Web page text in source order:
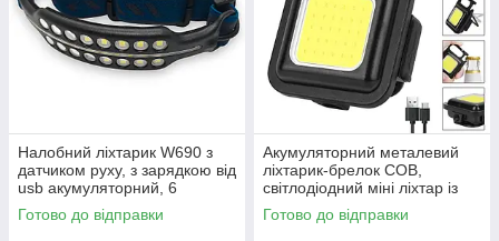
Налобний ліхтарик W690 з
датчиком руху, з зарядкою від
usb акумуляторний, 6
режимів, червоне світло
Готово до відправки
Акумуляторний металевий
ліхтарик-брелок COB,
світлодіодний міні ліхтар із
карабіном, відкривачкою та
магнітом
Готово до відправки